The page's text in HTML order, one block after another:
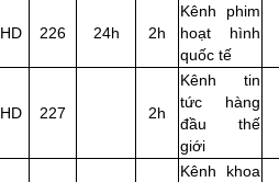
HD 226 24h 2h
Kênh phim
hoạt hình
quốc tế
HD 227 2h
Kênh tin
tức hàng
đầu thế
giới
Kênh khoa